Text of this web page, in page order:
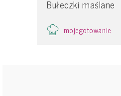
Bułeczki maślane
mojegotowanie